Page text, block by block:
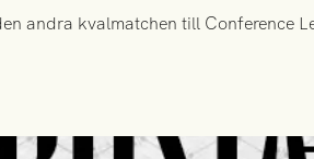
andra kvalmatchen till Conference